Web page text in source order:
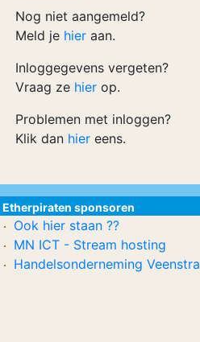
Nog niet aangemeld?
Meld je hier aan.
Inloggegevens vergeten?
Vraag ze hier op.
Problemen met inloggen?
Klik dan hier eens.
Etherpiraten sponsoren
Ook hier staan ??
MN ICT - Stream hosting
Handelsonderneming Veenstra